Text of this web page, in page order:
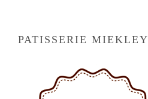
PATISSERIE MIEKLEY